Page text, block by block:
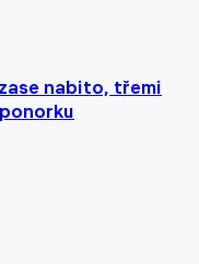
nabito, třemi